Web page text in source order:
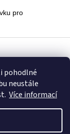
pohodlné
neustále
Více informací
vyhrazena.